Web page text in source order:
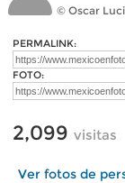
© Oscar
PERMALINK:
FOTO:
2,099 visitas
Ver fotos de